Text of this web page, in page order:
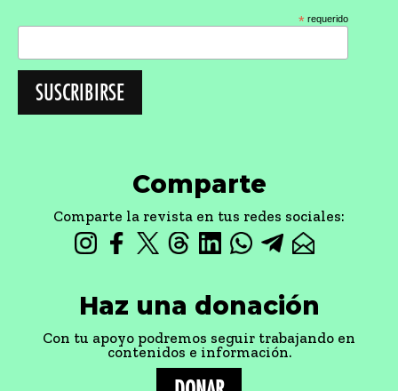
* requerido
Comparte
Comparte la revista en tus redes sociales:
Haz una donación
Con tu apoyo podremos seguir trabajando en
contenidos e información.